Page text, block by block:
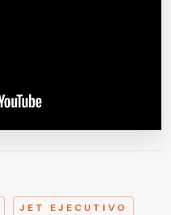
JET EJECUTIVO